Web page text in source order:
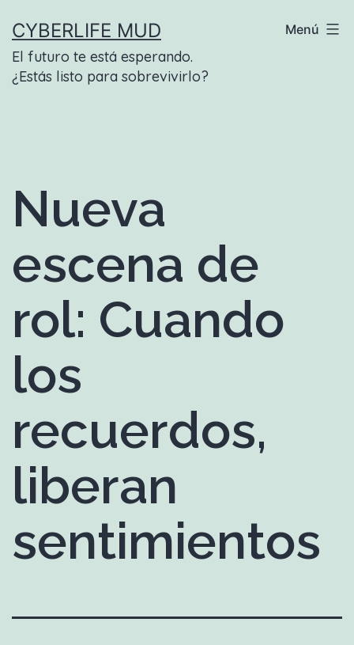
contenido
CYBERLIFE MUD
El futuro te está esperando.
¿Estás listo para sobrevivirlo?
Menú
Nueva
escena de
rol: Cuando
los
recuerdos,
liberan
sentimientos